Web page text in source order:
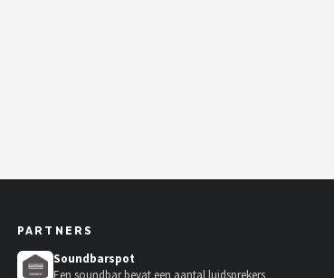
PARTNERS
Soundbarspot